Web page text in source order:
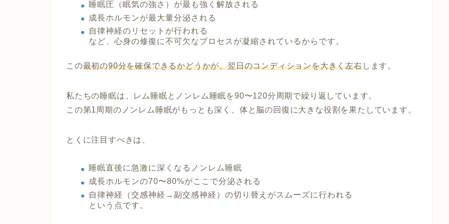
睡眠圧（眠気の強さ）が最も強く解放される
成長ホルモンが最大量分泌される
自律神経のリセットが行われる
など、心身の修復に不可欠なプロセスが凝縮されているからです。
この最初の90分を確保できるかどうかが、翌日のコンディションを大きく左右します。
私たちの睡眠は、レム睡眠とノンレム睡眠を90〜120分周期で繰り返しています。
この第1周期のノンレム睡眠がもっとも深く、体と脳の回復に大きな役割を果たしています。
とくに注目すべきは、
睡眠直後に急激に深くなるノンレム睡眠
成長ホルモンの70〜80%がここで分泌される
自律神経（交感神経→副交感神経）の切り替えがスムーズに行われる
という点です。